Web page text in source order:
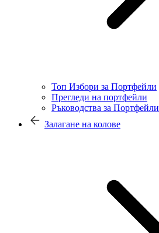
Топ Избори за Портфейли
Прегледи на портфейли
Ръководства за Портфейли
Залагане на колове